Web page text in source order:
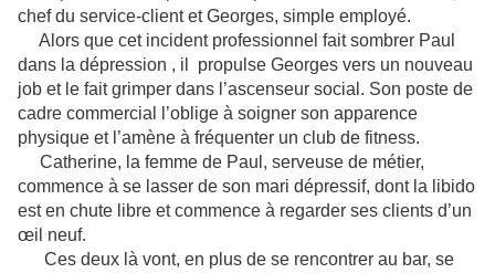
chef du service-client et Georges, simple employé.
Alors que cet incident professionnel fait sombrer Paul
dans la dépression , il propulse Georges vers un nouveau
job et le fait grimper dans l’ascenseur social. Son poste de
cadre commercial l’oblige à soigner son apparence
physique et l’amène à fréquenter un club de fitness.
Catherine, la femme de Paul, serveuse de métier,
commence à se lasser de son mari dépressif, dont la libido
est en chute libre et commence à regarder ses clients d’un
œil neuf.
Ces deux là vont, en plus de se rencontrer au bar, se